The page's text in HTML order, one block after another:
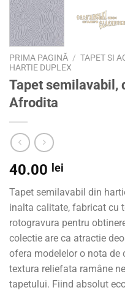
PRIMA PAGINĂ / TAPET SI
HARTIE DUPLEX
Tapet semilavabil,
Afrodita
40.00 lei
Tapet semilavabil din
inalta calitate, fabricat cu
rotogravura pentru
colectie are ca atractie
ofera modelelor o nota de
textura reliefata ramâne
tapetului. Fiind absolut